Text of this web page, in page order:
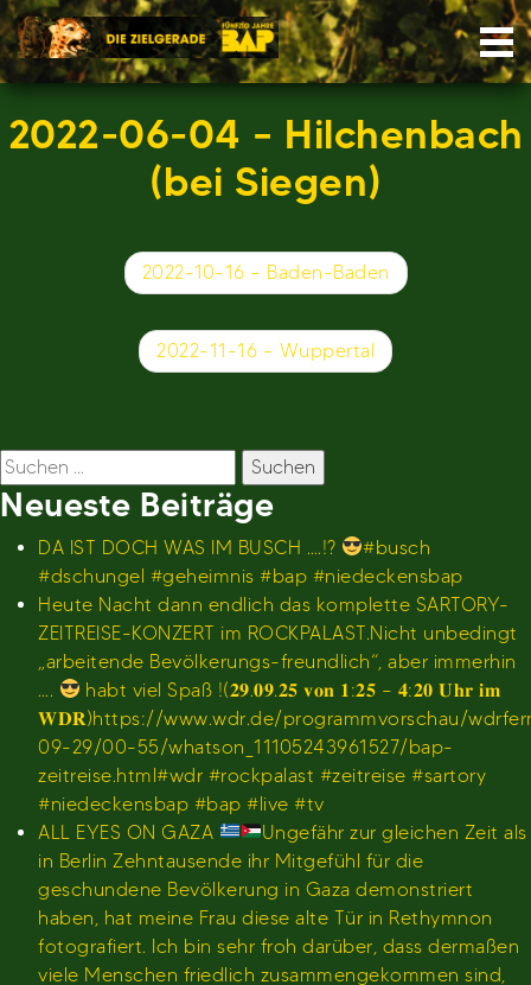
Skip
to
content
2022-06-04 – Hilchenbach
(bei Siegen)
Beitragsnavigation
2022-10-16 – Baden-Baden
2022-11-16 – Wuppertal
Suchen
nach:
Neueste Beiträge
DA IST DOCH WAS IM BUSCH ….!?
#busch
#dschungel #geheimnis #bap #niedeckensbap
Heute Nacht dann endlich das komplette SARTORY-
ZEITREISE-KONZERT im ROCKPALAST.Nicht unbedingt
„arbeitende Bevölkerungs-freundlich“, aber immerhin
….
habt viel Spaß !(𝟐𝟗.𝟎𝟗.𝟐𝟓 𝐯𝐨𝐧 𝟏:𝟐𝟓 – 𝟒:𝟐𝟎 𝐔𝐡𝐫 𝐢𝐦
𝐖𝐃𝐑)https://www.wdr.de/programmvorschau/
09-29/00-55/whatson_11105243961527/bap-
zeitreise.html#wdr #rockpalast #zeitreise #sartory
#niedeckensbap #bap #live #tv
ALL EYES ON GAZA
Ungefähr zur gleichen Zeit als
in Berlin Zehntausende ihr Mitgefühl für die
geschundene Bevölkerung in Gaza demonstriert
haben, hat meine Frau diese alte Tür in Rethymnon
fotografiert. Ich bin sehr froh darüber, dass dermaßen
viele Menschen friedlich zusammengekommen sind,